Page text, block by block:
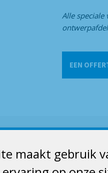
maakt gebruik
Alle
Bordeaux
EEN